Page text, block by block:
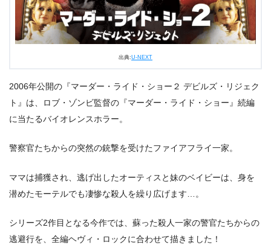
出典:U-NEXT
2006年公開の『マーダー・ライド・ショー２ デビルズ・リジェク
ト』は、ロブ・ゾンビ監督の『マーダー・ライド・ショー』続編
に当たるバイオレンスホラー。
警察官たちからの突然の銃撃を受けたファイアフライ一家。
ママは捕獲され、逃げ出したオーティスと妹のベイビーは、身を
潜めたモーテルでも凄惨な殺人を繰り広げます…。
シリーズ2作目となる今作では、蘇った殺人一家の警官たちからの
逃避行を、全編ヘヴィ・ロックに合わせて描きました！